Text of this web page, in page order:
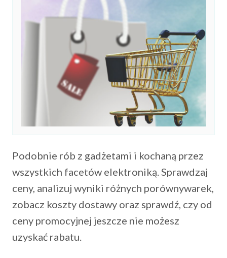
Podobnie rób z gadżetami i kochaną przez
wszystkich facetów elektroniką. Sprawdzaj
ceny, analizuj wyniki różnych porównywarek,
zobacz koszty dostawy oraz sprawdź, czy od
ceny promocyjnej jeszcze nie możesz
uzyskać rabatu.